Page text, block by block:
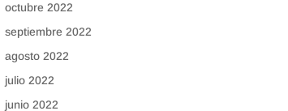
octubre 2022
septiembre 2022
agosto 2022
julio 2022
junio 2022